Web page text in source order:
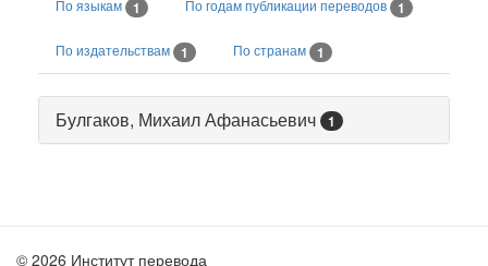
По языкам 1 По годам публикации переводов 1
По издательствам 1 По странам 1
Булгаков, Михаил Афанасьевич 1
© 2026 Институт перевода